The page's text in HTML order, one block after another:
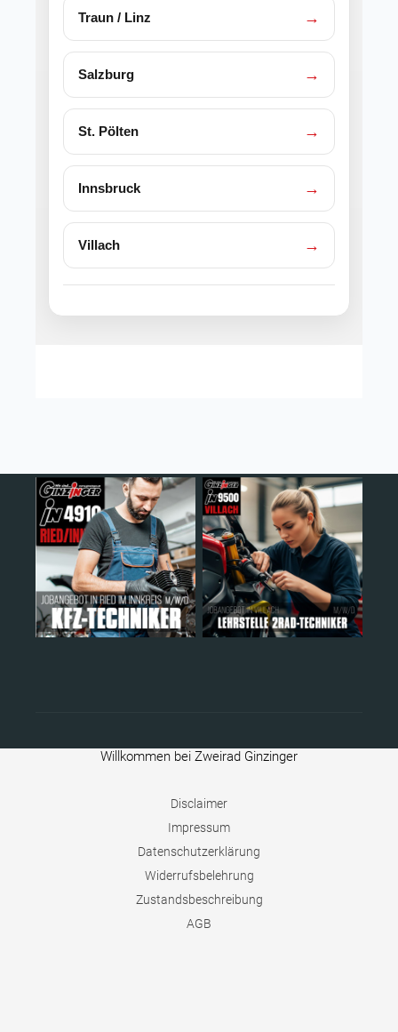
Willkommen bei Zweirad Ginzinger
Disclaimer
Impressum
Datenschutzerklärung
Widerrufsbelehrung
Zustandsbeschreibung
AGB